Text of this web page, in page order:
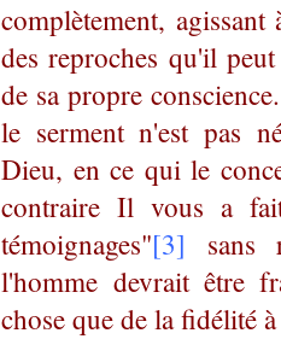
complètement,
des reproches qu'il
de sa propre
le serment n'est pas
Dieu, en ce qui le
contraire Il vous a
témoignages"[3] sans
l'homme devrait être
chose que de la fidélité